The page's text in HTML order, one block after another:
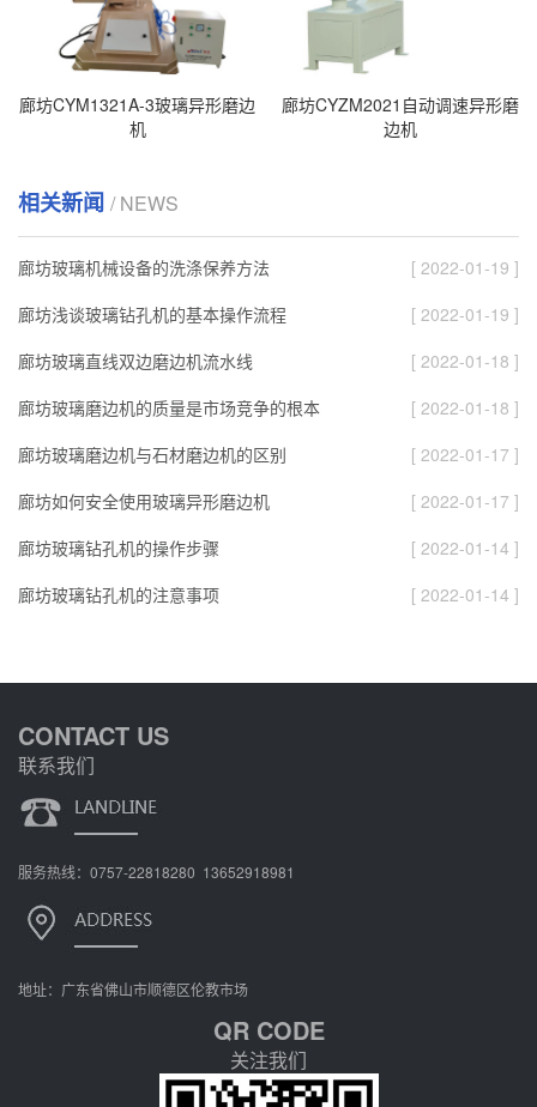
廊坊CYM1321A-3玻璃异形磨边
机
廊坊CYZM2021自动调速异形磨
边机
相关新闻 / NEWS
廊坊玻璃机械设备的洗涤保养方法
[ 2022-01-19 ]
廊坊浅谈玻璃钻孔机的基本操作流程
[ 2022-01-19 ]
廊坊玻璃直线双边磨边机流水线
[ 2022-01-18 ]
廊坊玻璃磨边机的质量是市场竞争的根本
[ 2022-01-18 ]
廊坊玻璃磨边机与石材磨边机的区别
[ 2022-01-17 ]
廊坊如何安全使用玻璃异形磨边机
[ 2022-01-17 ]
廊坊玻璃钻孔机的操作步骤
[ 2022-01-14 ]
廊坊玻璃钻孔机的注意事项
[ 2022-01-14 ]
CONTACT US
联系我们
服务热线：0757-22818280 13652918981
地址：广东省佛山市顺德区伦教市场
QR CODE
关注我们